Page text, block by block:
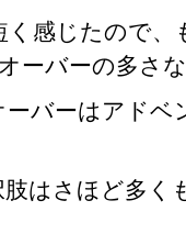
く感じたので
ーバーの多さ
ーバーはアドベ
はさほど多